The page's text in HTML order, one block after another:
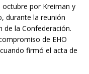
octubre por Kreiman y
durante la reunión
de la Confederación.
de EHO
firmó el acta de